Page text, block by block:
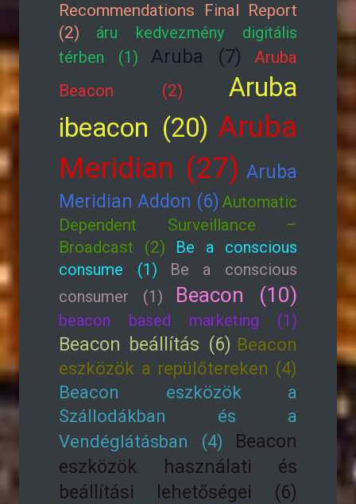
Recommendations Final Report
(2)
áru kedvezmény digitális
térben (1)
Aruba (7)
Aruba
Beacon (2)
Aruba
ibeacon (20) Aruba
Meridian (27) Aruba
Meridian Addon (6) Automatic
Dependent Surveillance –
Broadcast (2)
Be a conscious
consume (1)
Be a conscious
consumer (1)
Beacon (10)
beacon based marketing (1)
Beacon beállítás (6) Beacon
eszközök a repülőtereken (4)
Beacon eszközök a
Szállodákban és a
Vendéglátásban (4)
Beacon
eszközök használati és
beállítási lehetőségei (6)